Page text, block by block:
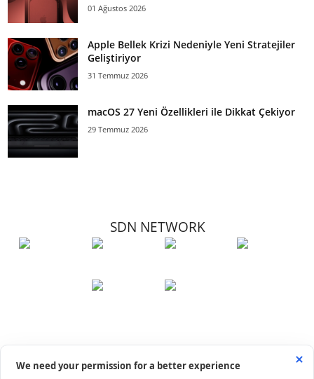
01 Ağustos 2026
Apple Bellek Krizi Nedeniyle Yeni Stratejiler
Geliştiriyor
31 Temmuz 2026
macOS 27 Yeni Özellikleri ile Dikkat Çekiyor
29 Temmuz 2026
SDN NETWORK